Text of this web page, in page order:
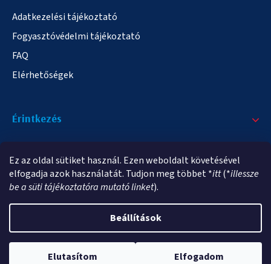
Ez az oldal sütiket használ. Ezen weboldalt követésével
elfogadja azok használatát. Tudjon meg többet *itt(*illessze
be a süti tájékoztatóra mutató linket).
Beállítások
Elutasítom Elfogadom
Adatkezelési tájékoztató
Fogyasztóvédelmi tájékoztató
FAQ
Elérhetőségek
Érintkezés
info@elampa.hu
Shoptet Premium készítette
elampa.hu. Minden jog fenntartva.